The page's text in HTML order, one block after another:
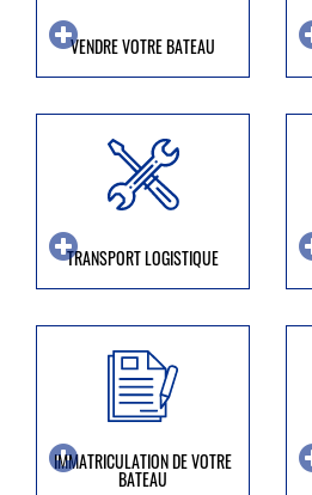
VENDRE VOTRE BATEAU
TRANSPORT LOGISTIQUE
IMMATRICULATION DE VOTRE
BATEAU